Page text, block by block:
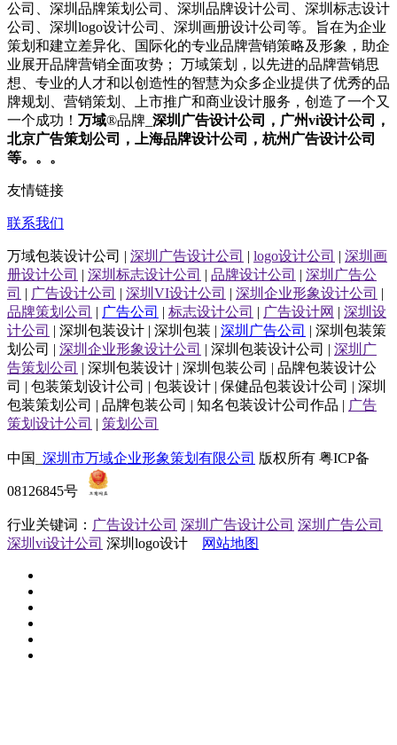
公司
深圳 品牌策划 公司 深圳 品牌设计公司 深圳 标志设计
公司
深圳 logo设计公司 深圳 画册设计公司 等。旨在为企业
策划和建立差异化、国际化的专业品牌营销策略及形象，助企
业展开品牌营销全面攻势； 万域策划，以先进的品牌营销思
想、专业的人才和以创造性的智慧为众多企业提供了优秀的品
牌规划、营销策划、上市推广和商业设计服务， 创造了一个又
一个成功！ 万域®品牌_ 深圳 广告设计公司 ，广州vi设计公司
，
北京广告策划公司 ，上海品牌设计公司 ，杭州 广告设计公司
等。。。
友情链接
联系我们
万域包装设计公司 | 深圳广告设计公司 | logo设计公司 | 深圳画
册设计公司 | 深圳标志设计公司 | 品牌设计公司 | 深圳广告公
司 | 广告设计公司 | 深圳VI设计公司 | 深圳企业形象设计公司 |
品牌策划公司 | 广告公司 | 标志设计公司 | 广告设计网 | 深圳设
计公司 | 深圳包装设计 | 深圳包装 | 深圳广告公司 | 深圳包装策
划公司 | 深圳企业形象设计公司 | 深圳包装设计公司 | 深圳广
告策划公司 | 深圳包装设计 | 深圳包装公司 | 品牌包装设计公
司 | 包装策划设计公司 | 包装设计 | 保健品包装设计公司 | 深圳
包装策划公司 | 品牌包装公司 | 知名包装设计公司作品 | 广告
策划设计公司 | 策划公司
中国_ 深圳市万域企业形象策划有限公司 版权所有 粤ICP备
08126845号
行业关键词： 广告设计公司 深圳广告设计公司 深圳广告公司
深圳vi设计公司 深圳logo设计 网站地图